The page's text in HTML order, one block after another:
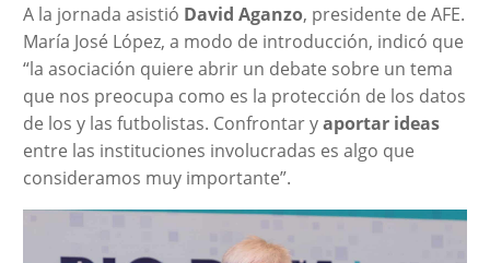
A la jornada asistió David Aganzo, presidente de AFE.
María José López, a modo de introducción, indicó que
“la asociación quiere abrir un debate sobre un tema
que nos preocupa como es la protección de los datos
de los y las futbolistas. Confrontar yaportar ideas
entre las instituciones involucradas es algo que
consideramos muy importante”.